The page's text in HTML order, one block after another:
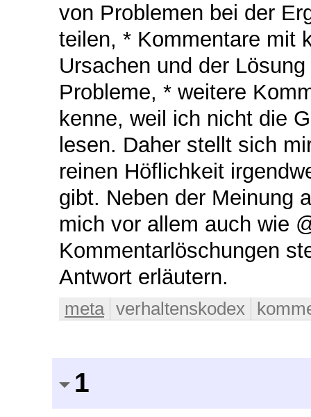
von Problemen bei der
teilen, * Kommentare mit
Ursachen und der
Probleme, * weitere
kenne, weil ich nicht die
lesen. Daher stellt sich
reinen Höflichkeit
gibt. Neben der Meinung
mich vor allem auch wie
Kommentarlöschungen
Antwort erläutern.
meta verhaltenskodex
1